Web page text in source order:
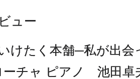
ュー
けたく本舗─私が出
ーチャ ピアノ 池田卓